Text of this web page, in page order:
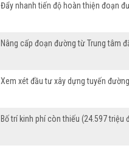
Đẩy nhanh tiến độ hoàn thiện đoạn
Nâng cấp đoạn đường từ Trung tâm
Xem xét đầu tư xây dựng tuyến
Bố trí kinh phí còn thiếu (24.597